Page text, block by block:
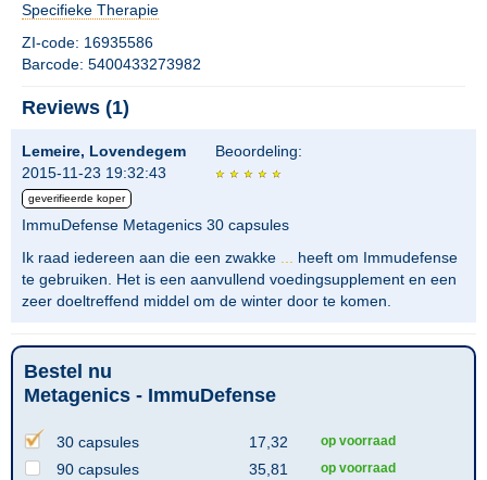
Specifieke Therapie
ZI-code: 16935586
Barcode: 5400433273982
Reviews (1)
Lemeire, Lovendegem
2015-11-23 19:32:43
geverifieerde koper
Beoordeling:
ImmuDefense Metagenics 30 capsules
Ik raad iedereen aan die een zwakke
heeft om Immudefense
te gebruiken. Het is een aanvullend voedingsupplement en een
zeer doeltreffend middel om de winter door te komen.
Bestel nu
Metagenics - ImmuDefense
30 capsules 17,32 op voorraad
90 capsules 35,81 op voorraad